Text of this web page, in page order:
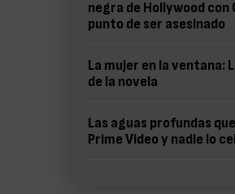
negra de Hollywood con
punto de ser asesinado
La mujer en la ventana:
de la novela
Las aguas profundas
Prime Video y nadie lo